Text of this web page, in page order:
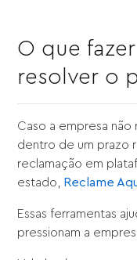
O que
resolver o
Caso a empresa
dentro de um prazo
reclamação em
estado,
Reclame
Essas ferramentas
pressionam a